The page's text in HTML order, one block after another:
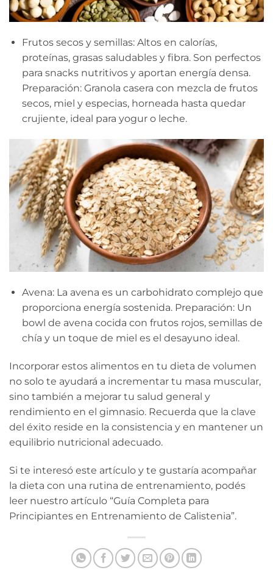
Frutos secos y semillas: Altos en calorías,
proteínas, grasas saludables y fibra. Son perfectos
para snacks nutritivos y aportan energía densa.
Preparación: Granola casera con mezcla de frutos
secos, miel y especias, horneada hasta quedar
crujiente, ideal para yogur o leche.
Avena: La avena es un carbohidrato complejo que
proporciona energía sostenida. Preparación: Un
bowl de avena cocida con frutos rojos, semillas de
chía y un toque de miel es el desayuno ideal.
Incorporar estos alimentos en tu dieta de volumen
no solo te ayudará a incrementar tu masa muscular,
sino también a mejorar tu salud general y
rendimiento en el gimnasio. Recuerda que la clave
del éxito reside en la consistencia y en mantener un
equilibrio nutricional adecuado.
Si te interesó este artículo y te gustaría acompañar
la dieta con una rutina de entrenamiento, podés
leer nuestro artículo “Guía Completa para
Principiantes en Entrenamiento de Calistenia”.